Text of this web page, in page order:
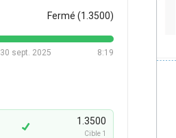
Fermé (1.3500)
8:19
30 sept. 2025
1.3500
Cible 1